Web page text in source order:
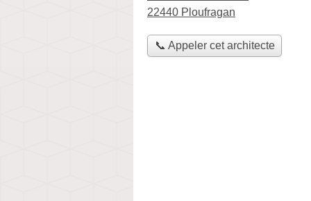
22440 Ploufragan
📞 Appeler cet architecte